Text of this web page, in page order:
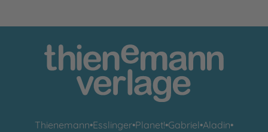
Thienemann•Esslinger•Planet!•Gabriel•Aladin•